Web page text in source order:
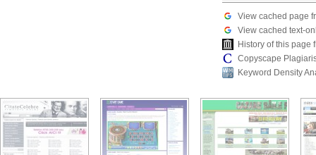
View cached page
View cached text-
History of this page
Copyscape
Keyword Density